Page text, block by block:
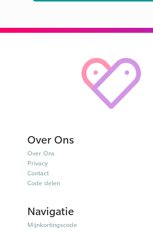
Over Ons
Over Ons
Privacy
Contact
Code delen
Navigatie
Mijnkortingscode